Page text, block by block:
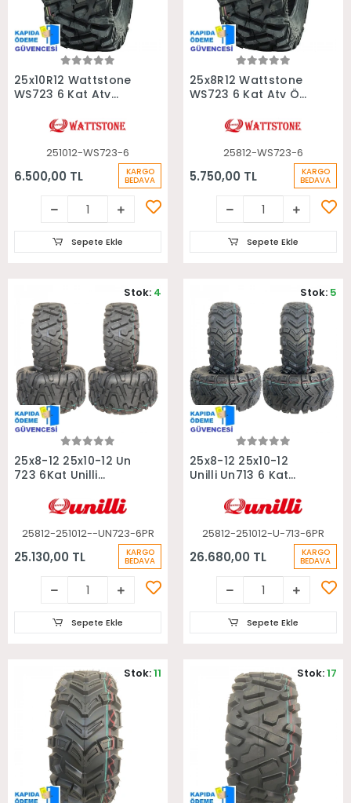
Sepete Ekle
25x10R12 Wattstone
WS723 6 Kat Atv
251012-WS723-6
6.500,00 TL KARGO
BEDAVA
Sepete Ekle
Sepete Ekle
25x8R12 Wattstone
WS723 6 Kat Atv Ön
25812-WS723-6
5.750,00 TL KARGO
BEDAVA
Sepete Ekle
Sepete Ekle
25x8-12 25x10-12 Un
723 6Kat Unilli
Lastiği
25812-251012--UN723-6PR
25.130,00 TL KARGO
BEDAVA
Stok: 4
Sepete Ekle
Sepete Ekle
25x8-12 25x10-12
Unilli Un713 6 Kat
25812-251012-U-713-6PR
26.680,00 TL KARGO
BEDAVA
Stok: 5
Sepete Ekle
Stok:11 Stok:17